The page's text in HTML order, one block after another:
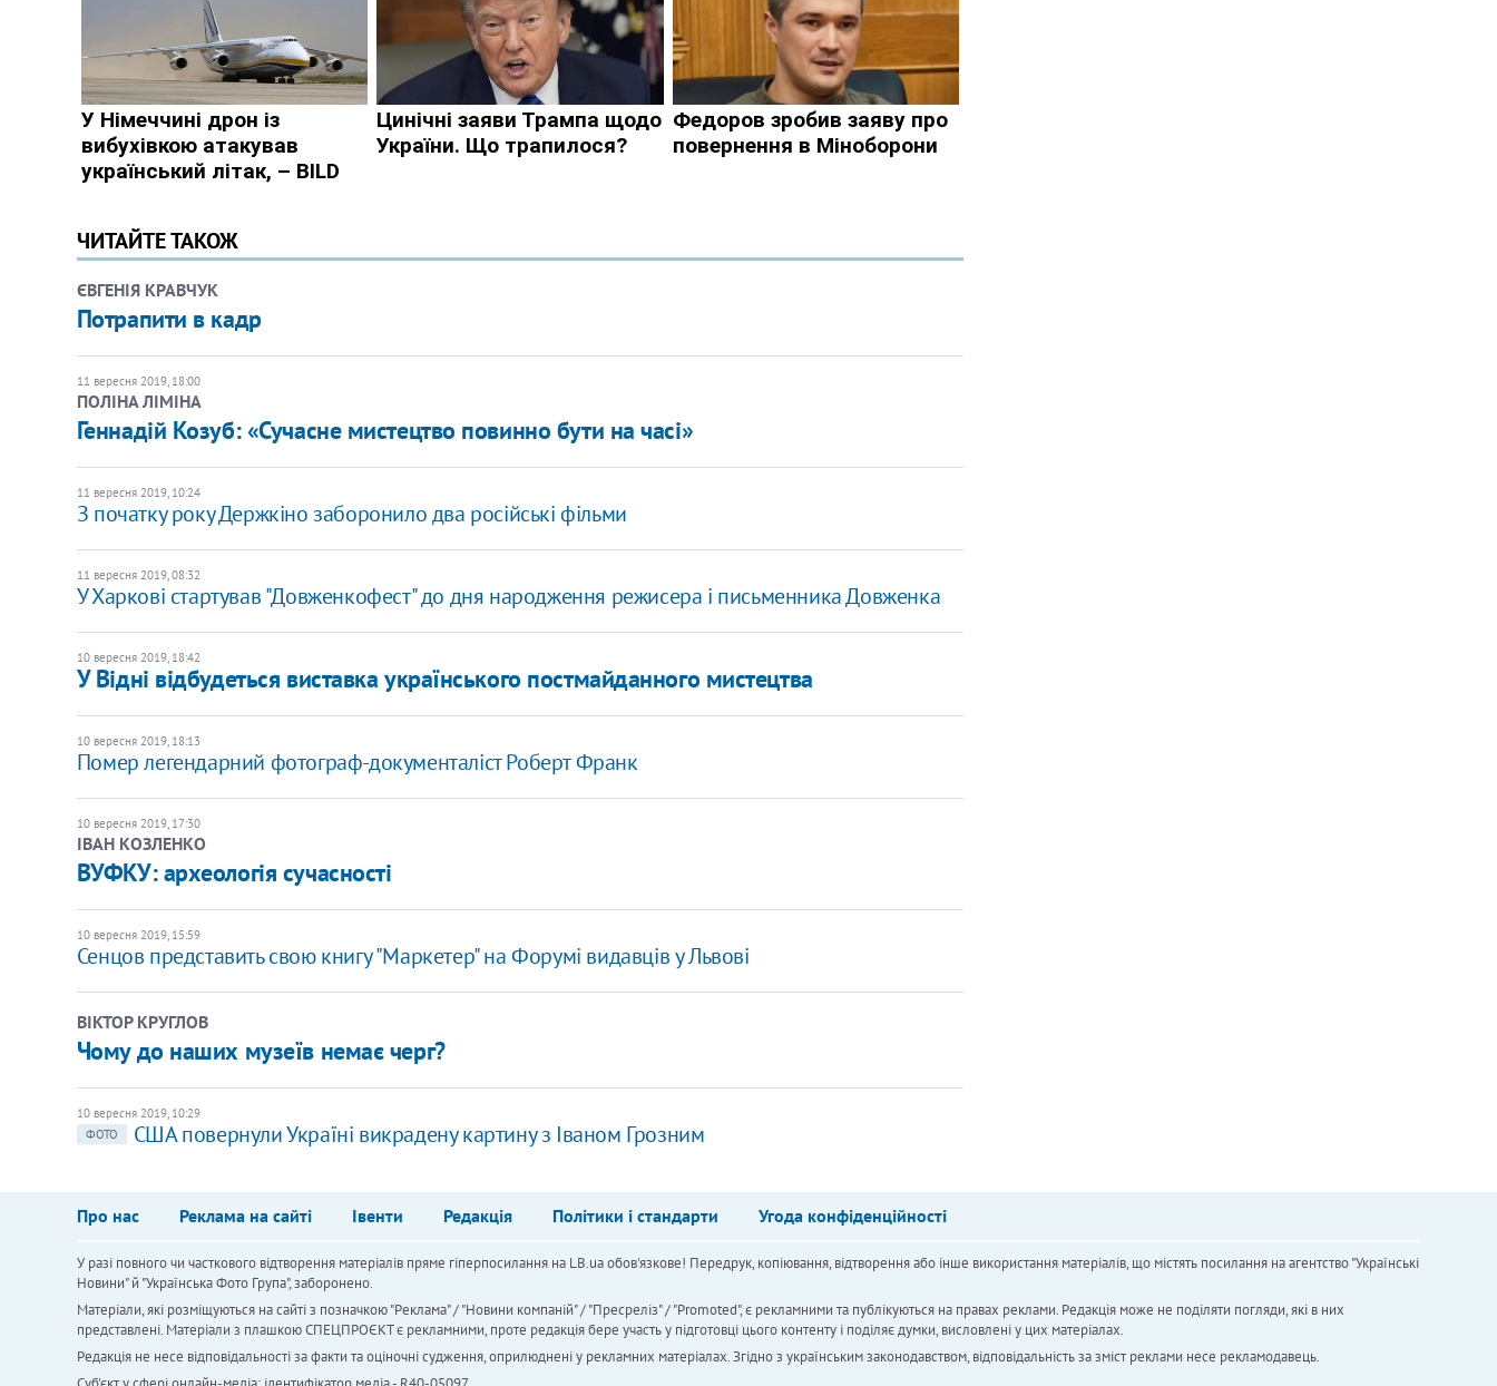
ЧИТАЙТЕ ТАКОЖ
ЄВГЕНІЯ КРАВЧУК
Потрапити в кадр
11 вересня 2019, 18:00
ПОЛІНА ЛІМІНА
Геннадій Козуб: «Сучасне мистецтво повинно бути на часі»
11 вересня 2019, 10:24
З початку року Держкіно заборонило два російські фільми
11 вересня 2019, 08:32
У Харкові стартував "Довженкофест" до дня народження режисера і письменника Довженка
10 вересня 2019, 18:42
У Відні відбудеться виставка українського постмайданного мистецтва
10 вересня 2019, 18:13
Помер легендарний фотограф-документаліст Роберт Франк
10 вересня 2019, 17:30
ІВАН КОЗЛЕНКО
ВУФКУ: археологія сучасності
10 вересня 2019, 15:59
Сенцов представить свою книгу "Маркетер" на Форумі видавців у Львові
ВІКТОР КРУГЛОВ
Чому до наших музеїв немає черг?
10 вересня 2019, 10:29
ФОТО
США повернули Україні викрадену картину з Іваном Грозним
Про нас Реклама на сайті Івенти Редакція Політики і стандарти Угода конфіденційності
У разі повного чи часткового відтворення матеріалів пряме гіперпосилання на LB.ua обов'язкове! Передрук, копіювання, відтворення або інше використання матеріалів, що містять посилання на агентство "Українськi
Новини" й "Українська Фото Група", заборонено.
Матеріали, які розміщуються на сайті з позначкою "Реклама" / "Новини компаній" / "Пресреліз" / "Promoted", є рекламними та публікуються на правах реклами. Редакція може не поділяти погляди, які в них
представлені. Матеріали з плашкою СПЕЦПРОЄКТ є рекламними, проте редакція бере участь у підготовці цього контенту і поділяє думки, висловлені у цих матеріалах.
Редакція не несе відповідальності за факти та оціночні судження, оприлюднені у рекламних матеріалах. Згідно з українським законодавством, відповідальність за зміст реклами несе рекламодавець.